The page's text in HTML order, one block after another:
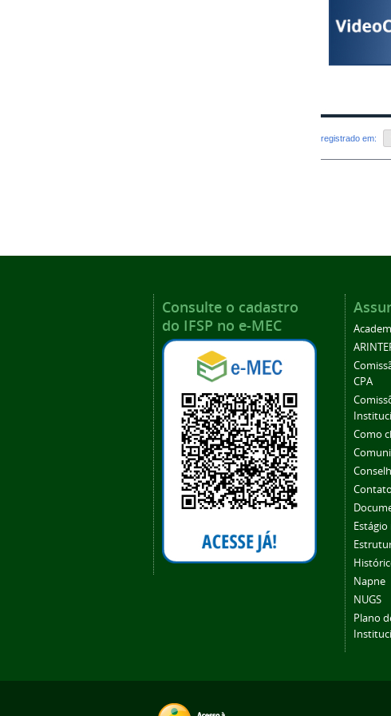
registrado em:
Consulte o cadastro
do IFSP no e-MEC
CPA
Como
Estágio
Napne
NUGS
Plano